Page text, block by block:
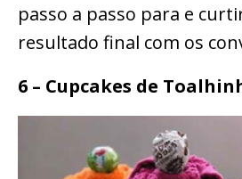
passo a passo para e
resultado final com os
6 – Cupcakes de